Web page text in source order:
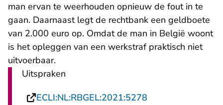
man ervan te weerhouden opnieuw de fout in te
gaan. Daarnaast legt de rechtbank een geldboete
van 2.000 euro op. Omdat de man in België woont
is het opleggen van een werkstraf praktisch niet
uitvoerbaar.
Uitspraken
ECLI:NL:RBGEL:2021:5278